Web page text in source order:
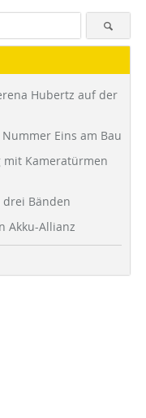
Hubertz auf der
Eins am Bau
Kameratürmen
drei Bänden
Akku-Allianz